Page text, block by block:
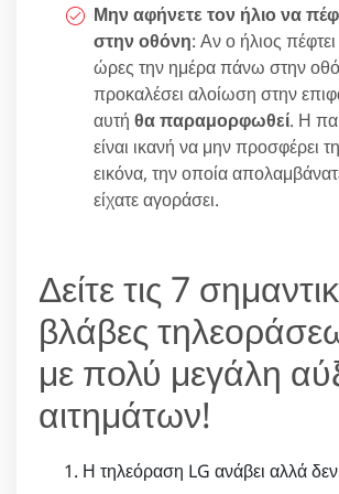
Μην αφήνετε τον ήλιο να
στην οθόνη: Αν ο ήλιος πέφτει
ώρες την ημέρα πάνω στην
προκαλέσει αλοίωση στην
αυτή θα παραμορφωθεί. Η
είναι ικανή να μην προσφέρει
εικόνα, την οποία
είχατε αγοράσει.
Δείτε τις 7
βλάβες
με πολύ μεγάλη
αιτημάτων!
Η τηλεόραση LG ανάβει αλλά δεν